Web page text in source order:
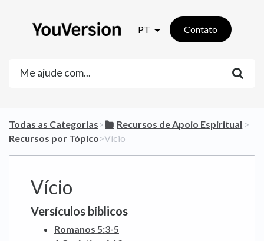
PT Contato
Todas as Categorias​>​ ​Recursos de Apoio Espiritual ​ > ​
Recursos por Tópico​>​ Vício
Vício
Versículos bíblicos
Romanos 5:3-5